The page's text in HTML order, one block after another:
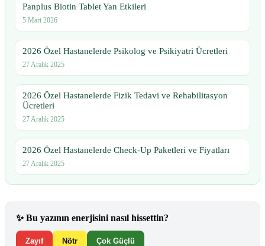
Panplus Biotin Tablet Yan Etkileri
5 Mart 2026
2026 Özel Hastanelerde Psikolog ve Psikiyatri Ücretleri
27 Aralık 2025
2026 Özel Hastanelerde Fizik Tedavi ve Rehabilitasyon
Ücretleri
27 Aralık 2025
2026 Özel Hastanelerde Check-Up Paketleri ve Fiyatları
27 Aralık 2025
✨Bu yazının enerjisini nasıl hissettin?
Zayıf Nötr Çok Güçlü